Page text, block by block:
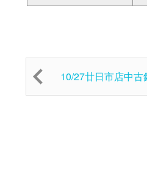
10/27廿日市店中古